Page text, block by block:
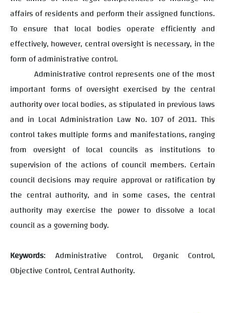
affairs of residents and perform their assigned functions.
To ensure that local bodies operate efficiently and
effectively, however, central oversight is necessary, in the
form of administrative control.
Administrative control represents one of the most
important forms of oversight exercised by the central
authority over local bodies, as stipulated in previous laws
and in Local Administration Law No. 107 of 2011. This
control takes multiple forms and manifestations, ranging
from oversight of local councils as institutions to
supervision of the actions of council members. Certain
council decisions may require approval or ratification by
the central authority, and in some cases, the central
authority may exercise the power to dissolve a local
council as a governing body.
Keywords: Administrative Control, Organic Control,
Objective Control, Central Authority.